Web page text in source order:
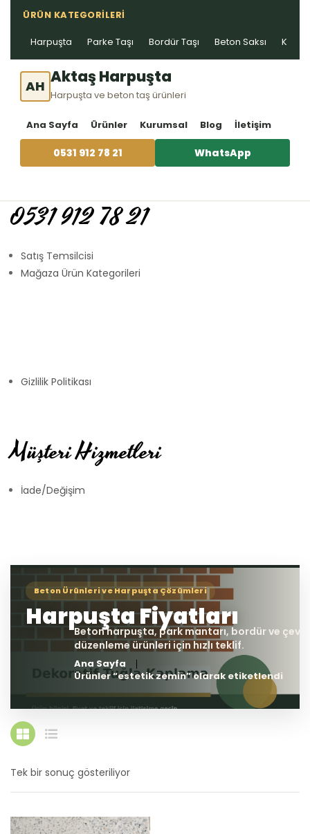
ÜRÜN KATEGORILERI
Harpuşta Parke Taşı Bordür Taşı Beton Saksı Kablo
AH Aktaş Harpuşta
Harpuşta ve beton taş ürünleri
Ana Sayfa Ürünler Kurumsal Blog İletişim
0531 912 78 21 WhatsApp
0531 912 78 21
Satış Temsilcisi
Mağaza Ürün Kategorileri
Gizlilik Politikası
Müşteri Hizmetleri
İade/Değişim
Ana Sayfa
Ürünler “estetik zemin” olarak etiketlendi
Tek bir sonuç gösteriliyor